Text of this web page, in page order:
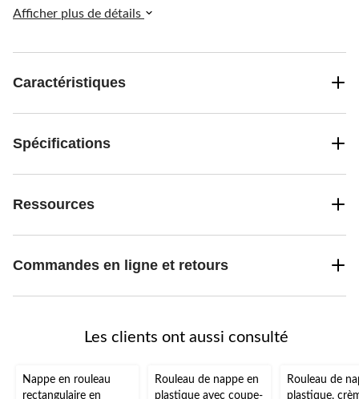
déversements pour les fêtes d'anniversaire.
Afficher plus de détails
Caractéristiques
Spécifications
Ressources
Commandes en ligne et retours
Les clients ont aussi consulté
Nappe en rouleau
rectangulaire en
Rouleau de nappe en
plastique avec coupe-
Rouleau de
plastique,